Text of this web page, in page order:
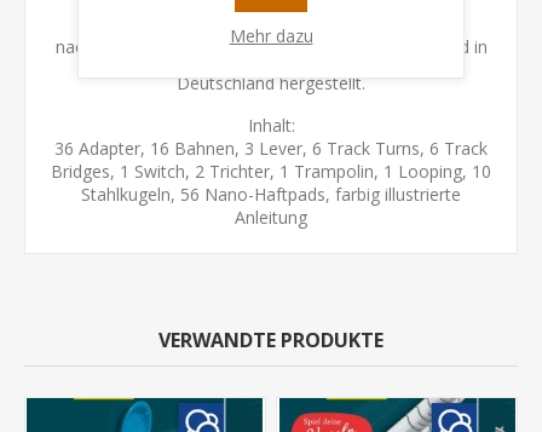
nie! Nachhaltig: Alle Tracks bestehen aus
nachwachsenden Rohstoffen und die Kugelbahn wird in
Deutschland hergestellt.
Inhalt:
36 Adapter, 16 Bahnen, 3 Lever, 6 Track Turns, 6 Track
Bridges, 1 Switch, 2 Trichter, 1 Trampolin, 1 Looping, 10
Stahlkugeln, 56 Nano-Haftpads, farbig illustrierte
Anleitung
VERWANDTE PRODUKTE
Mehr dazu